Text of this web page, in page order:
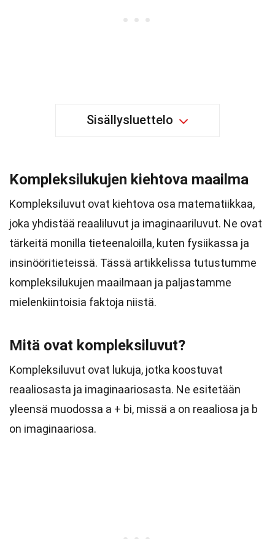
Sisällysluettelo
Kompleksilukujen kiehtova maailma
Kompleksiluvut ovat kiehtova osa matematiikkaa,
joka yhdistää reaaliluvut ja imaginaariluvut. Ne ovat
tärkeitä monilla tieteenaloilla, kuten fysiikassa ja
insinööritieteissä. Tässä artikkelissa tutustumme
kompleksilukujen maailmaan ja paljastamme
mielenkiintoisia faktoja niistä.
Mitä ovat kompleksiluvut?
Kompleksiluvut ovat lukuja, jotka koostuvat
reaaliosasta ja imaginaariosasta. Ne esitetään
yleensä muodossa a + bi, missä a on reaaliosa ja b
on imaginaariosa.